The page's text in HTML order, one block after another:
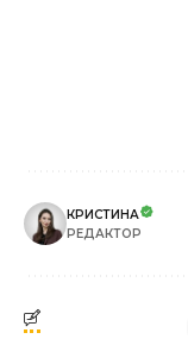
КРИСТИНА
РЕДАКТОР